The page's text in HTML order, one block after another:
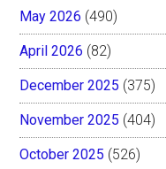
May 2026 (490)
April 2026 (82)
December 2025 (375)
November 2025 (404)
October 2025 (526)